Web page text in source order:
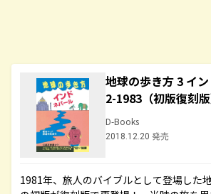
地球の歩き方 3 イ
2-1983（初版復刻版
D-Books
2018.12.20 発売
1981年、旅人のバイブルとして登場した